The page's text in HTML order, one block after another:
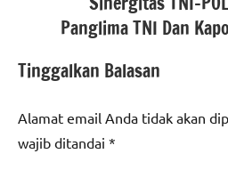
Panglima TNI Dan
Tinggalkan Balasan
Alamat email Anda tidak akan
wajib ditandai *